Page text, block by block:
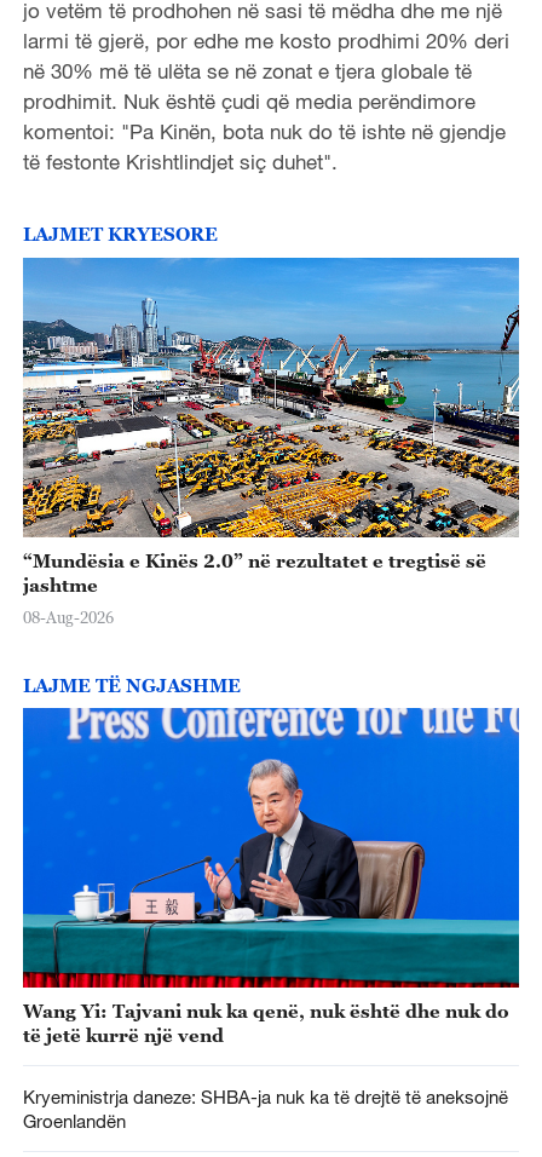
jo vetëm të prodhohen në sasi të mëdha dhe me një
larmi të gjerë, por edhe me kosto prodhimi 20% deri
në 30% më të ulëta se në zonat e tjera globale të
prodhimit. Nuk është çudi që media perëndimore
komentoi: "Pa Kinën, bota nuk do të ishte në gjendje
të festonte Krishtlindjet siç duhet".
LAJMET KRYESORE
“Mundësia e Kinës 2.0” në rezultatet e tregtisë së
jashtme
08-Aug-2026
LAJME TË NGJASHME
Wang Yi: Tajvani nuk ka qenë, nuk është dhe nuk do
të jetë kurrë një vend
Kryeministrja daneze: SHBA-ja nuk ka të drejtë të aneksojnë
Groenlandën